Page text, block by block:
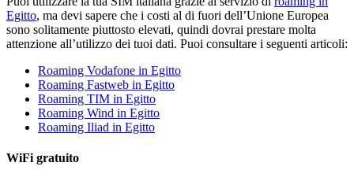
Egitto, ma devi sapere che i costi al di fuori dell’Unione Europea
sono solitamente piuttosto elevati, quindi dovrai prestare molta
attenzione all’utilizzo dei tuoi dati. Puoi consultare i seguenti articoli:
Roaming Vodafone in Egitto
Roaming Fastweb in Egitto
Roaming TIM in Egitto
Roaming Wind in Egitto
Roaming Iliad in Egitto
WiFi gratuito